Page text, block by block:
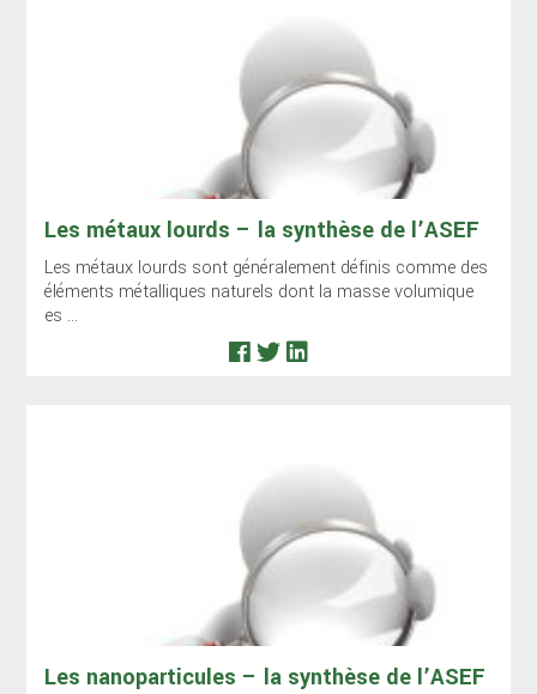
Les métaux lourds – la synthèse de l’ASEF
Les métaux lourds sont généralement définis comme des
éléments métalliques naturels dont la masse volumique
es ...
Les nanoparticules – la synthèse de l’ASEF